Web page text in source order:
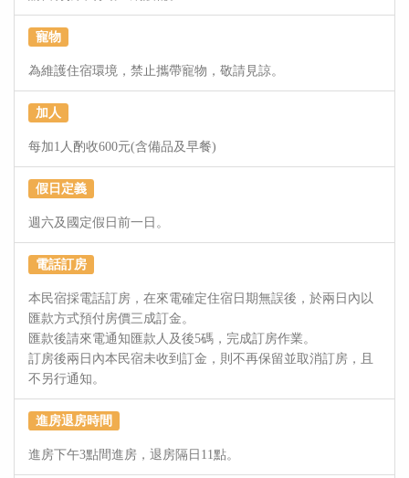
寵物
為維護住宿環境，禁止攜帶寵物，敬請見諒。
加人
每加1人酌收600元(含備品及早餐)
假日定義
週六及國定假日前一日。
電話訂房
本民宿採電話訂房，在來電確定住宿日期無誤後，於兩日內以
匯款方式預付房價三成訂金。
匯款後請來電通知匯款人及後5碼，完成訂房作業。
訂房後兩日內本民宿未收到訂金，則不再保留並取消訂房，且
不另行通知。
進房退房時間
進房下午3點間進房，退房隔日11點。